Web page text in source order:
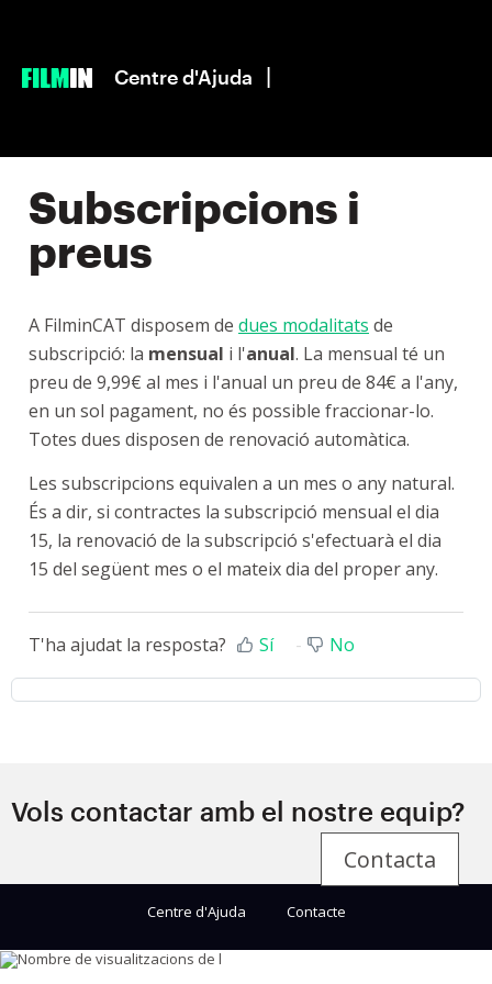
|
Centre d'Ajuda
Subscripcions i
preus
A FilminCAT disposem de dues modalitats de
subscripció: la mensual i l'anual. La mensual té un
preu de 9,99€ al mes i l'anual un preu de 84€ a l'any,
en un sol pagament, no és possible fraccionar-lo.
Totes dues disposen de renovació automàtica.
Les subscripcions equivalen a un mes o any natural.
És a dir, si contractes la subscripció mensual el dia
15, la renovació de la subscripció s'efectuarà el dia
15 del següent mes o el mateix dia del proper any.
T'ha ajudat la resposta? Sí No
Vols contactar amb el nostre equip?
Contacta
Centre d'Ajuda Contacte